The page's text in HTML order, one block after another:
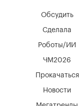
Новости
Обсудить
Сделала
Роботы/ИИ
ЧМ2026
Прокачаться